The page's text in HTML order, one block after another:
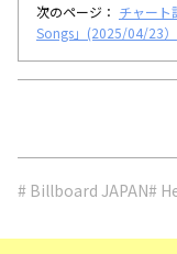
次のページ： チャー
Songs」(2025/04/23）
# Billboard JAPAN#